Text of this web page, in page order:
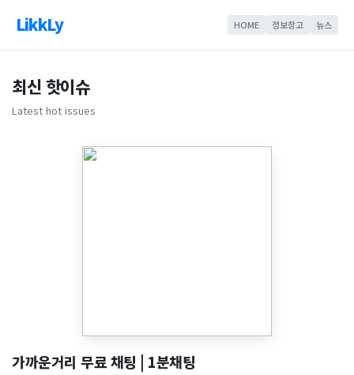
LikkLy HOME 정보창고 뉴스
최신 핫이슈
Latest hot issues
가까운거리 무료 채팅 | 1분채팅